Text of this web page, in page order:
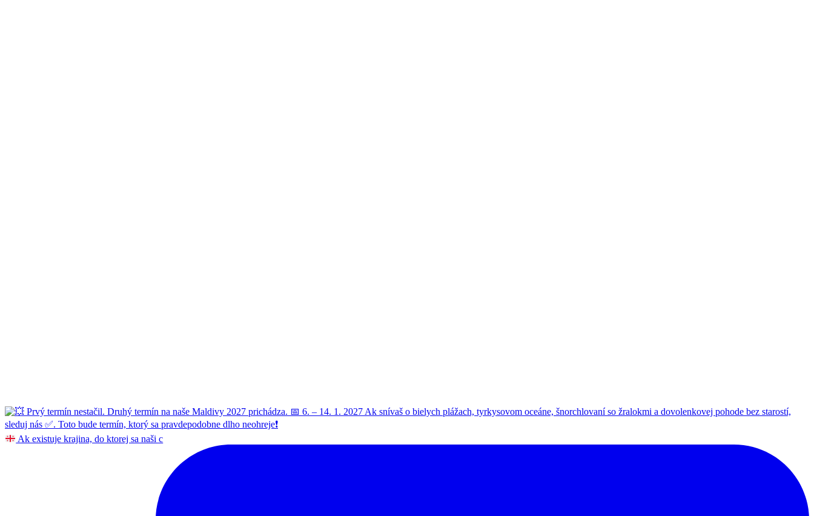
Ak existuje krajina, do ktorej sa naši c